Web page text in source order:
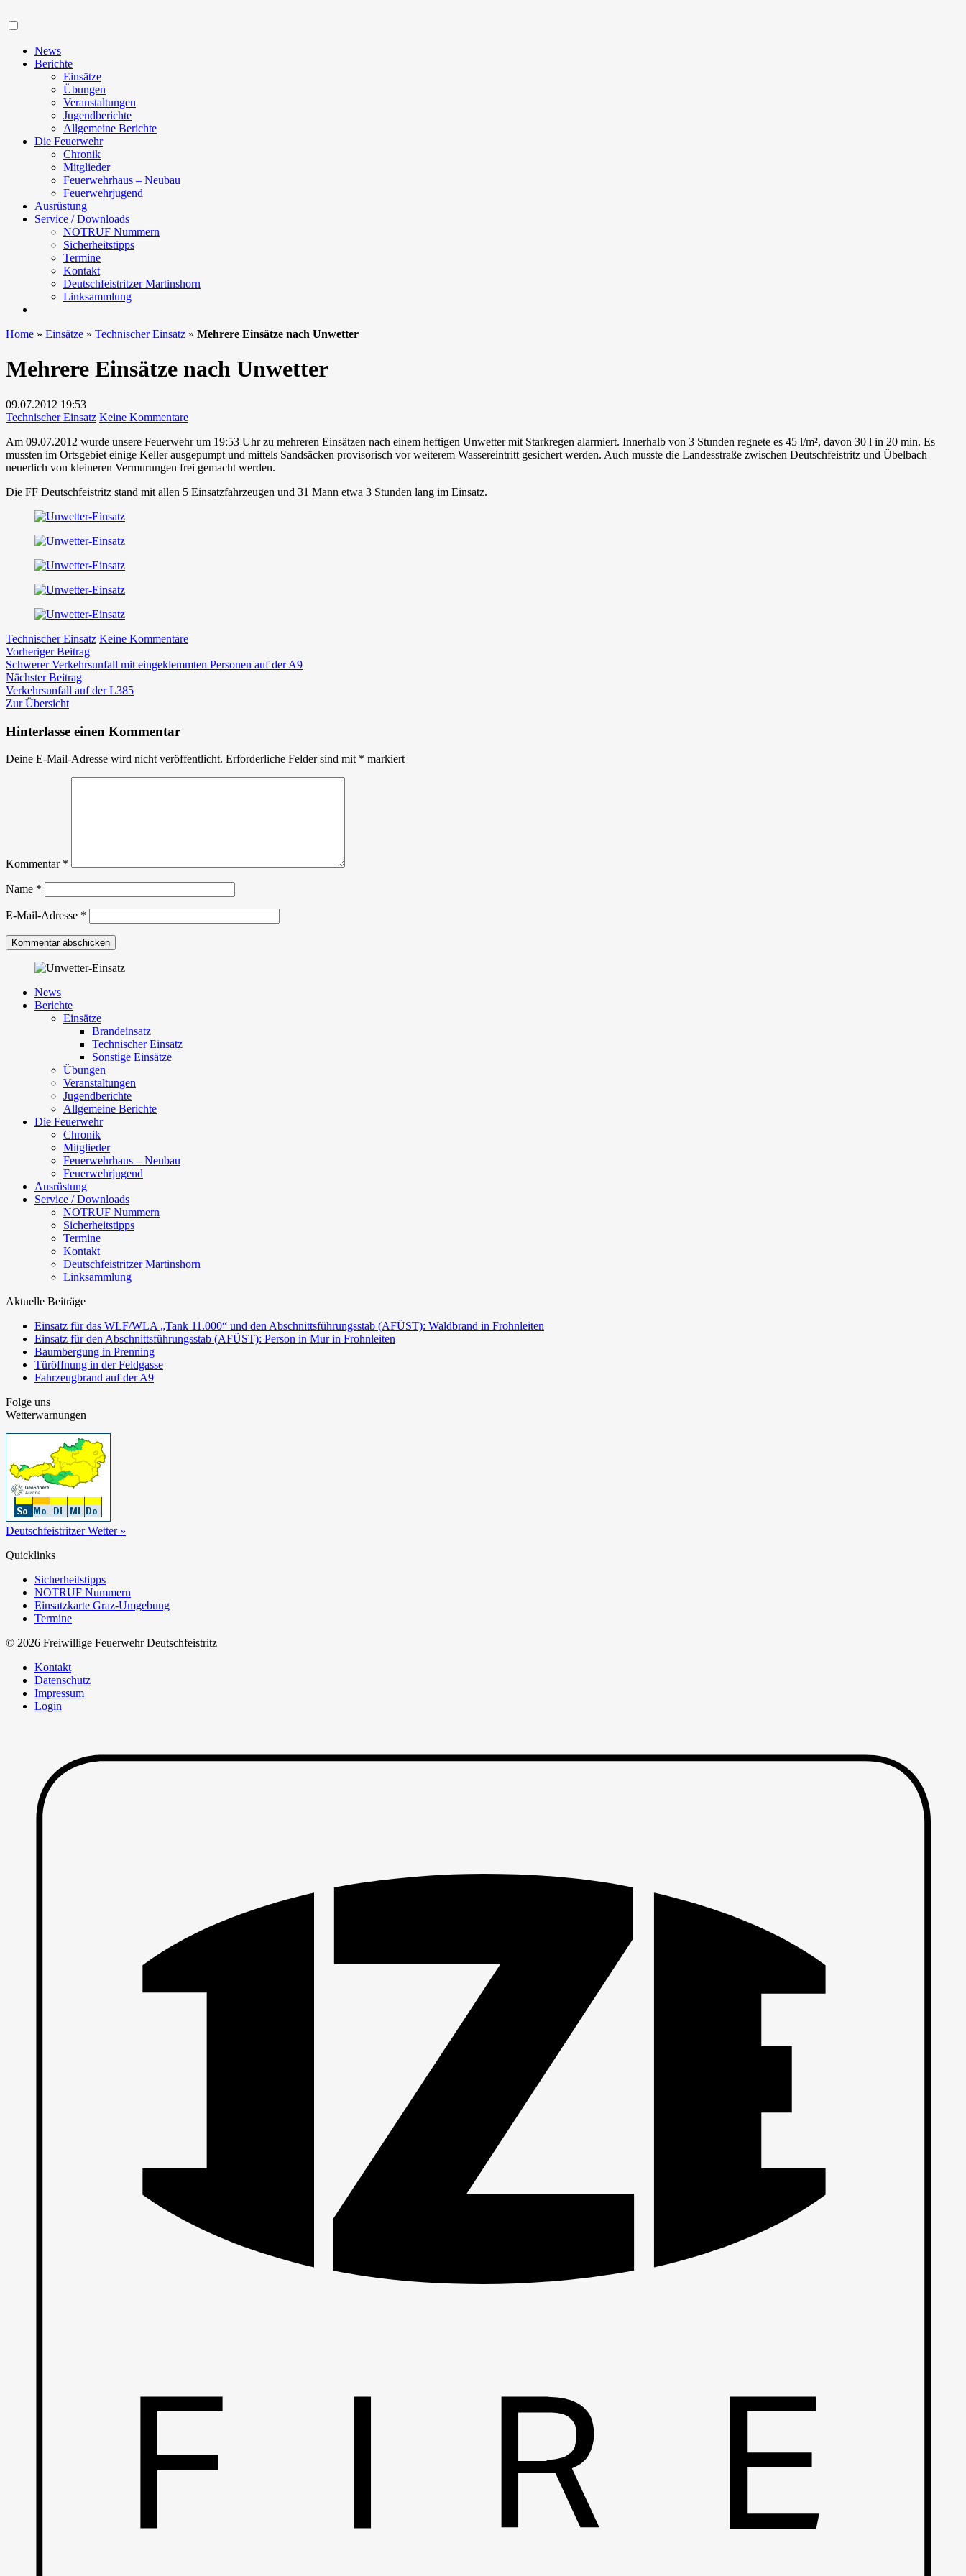
News
Berichte
Einsätze
Übungen
Veranstaltungen
Jugendberichte
Allgemeine Berichte
Die Feuerwehr
Chronik
Mitglieder
Feuerwehrhaus – Neubau
Feuerwehrjugend
Ausrüstung
Service / Downloads
NOTRUF Nummern
Sicherheitstipps
Termine
Kontakt
Deutschfeistritzer Martinshorn
Linksammlung
Home » Einsätze » Technischer Einsatz » Mehrere Einsätze nach Unwetter
Mehrere Einsätze nach Unwetter
09.07.2012 19:53
Technischer Einsatz Keine Kommentarezu
Einsätze
nach
Unwetter
Am 09.07.2012 wurde unsere Feuerwehr um 19:53 Uhr zu mehreren Einsätzen nach einem heftigen Unwetter mit Starkregen alarmiert. Innerhalb von 3 Stunden regnete es 45 l/m², davon 30 l in 20 min. Es
mussten im Ortsgebiet einige Keller ausgepumpt und mittels Sandsäcken provisorisch vor weiterem Wassereintritt gesichert werden. Auch musste die Landesstraße zwischen Deutschfeistritz und Übelbach
neuerlich von kleineren Vermurungen frei gemacht werden.
Die FF Deutschfeistritz stand mit allen 5 Einsatzfahrzeugen und 31 Mann etwa 3 Stunden lang im Einsatz.
Technischer Einsatz Keine Kommentarezu
Einsätze
Beitragsnavigation
Vorheriger BeitragVorheriger
Beitrag:
Schwerer Verkehrsunfall mit eingeklemmten Personen auf der A9
Nächster BeitragNächster
Beitrag:
Verkehrsunfall auf der L385
Zur Übersicht
Hinterlasse einen Kommentar
Deine E-Mail-Adresse wird nicht veröffentlicht. Erforderliche Felder sind mit * markiert
Kommentar *
Name *
E-Mail-Adresse *
News
Berichte
Einsätze
Brandeinsatz
Technischer Einsatz
Sonstige Einsätze
Übungen
Veranstaltungen
Jugendberichte
Allgemeine Berichte
Die Feuerwehr
Chronik
Mitglieder
Feuerwehrhaus – Neubau
Feuerwehrjugend
Ausrüstung
Service / Downloads
NOTRUF Nummern
Sicherheitstipps
Termine
Kontakt
Deutschfeistritzer Martinshorn
Linksammlung
Aktuelle Beiträge
Einsatz für das WLF/WLA „Tank 11.000“ und den Abschnittsführungsstab (AFÜST): Waldbrand in Frohnleiten
Einsatz für den Abschnittsführungsstab (AFÜST): Person in Mur in Frohnleiten
Baumbergung in Prenning
Türöffnung in der Feldgasse
Fahrzeugbrand auf der A9
Folge uns
Wetterwarnungen
Deutschfeistritzer Wetter »
Quicklinks
Sicherheitstipps
NOTRUF Nummern
Einsatzkarte Graz-Umgebung
Termine
© 2026 Freiwillige Feuerwehr Deutschfeistritz
Kontakt
Datenschutz
Impressum
Login